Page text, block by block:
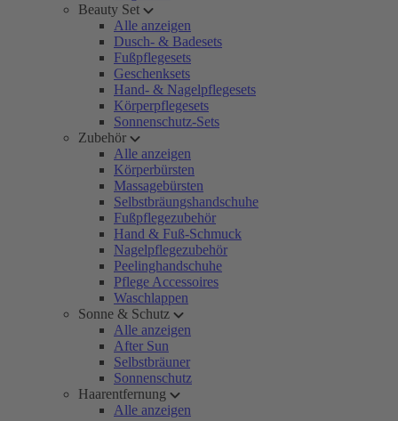
Beauty Set
Alle anzeigen
Dusch- & Badesets
Fußpflegesets
Geschenksets
Hand- & Nagelpflegesets
Körperpflegesets
Sonnenschutz-Sets
Zubehör
Alle anzeigen
Körperbürsten
Massagebürsten
Selbstbräungshandschuhe
Fußpflegezubehör
Hand & Fuß-Schmuck
Nagelpflegezubehör
Peelinghandschuhe
Pflege Accessoires
Waschlappen
Sonne & Schutz
Alle anzeigen
After Sun
Selbstbräuner
Sonnenschutz
Haarentfernung
Alle anzeigen